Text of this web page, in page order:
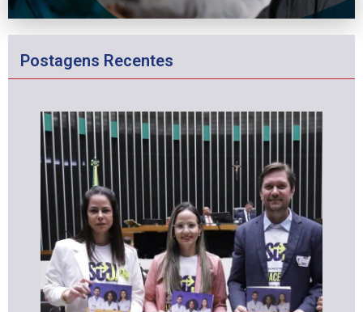
Postagens Recentes
CRF-AL reforça importância do